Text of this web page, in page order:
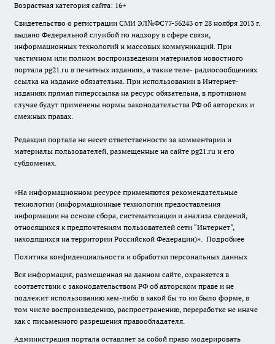
Возрастная категория сайта: 16+
Свидетельство о регистрации СМИ ЭЛ№ФС77-56243 от 28 ноября 2013 г.
выдано Федеральной службой по надзору в сфере связи,
информационных технологий и массовых коммуникаций. При
частичном или полном воспроизведении материалов новостного
портала pg21.ru в печатных изданиях, а также теле- радиосообщениях
ссылка на издание обязательна. При использовании в Интернет-
изданиях прямая гиперссылка на ресурс обязательна, в противном
случае будут применены нормы законодательства РФ об авторских и
смежных правах.
Редакция портала не несет ответственности за комментарии и
материалы пользователей, размещенные на сайте pg21.ru и его
субдоменах.
«На информационном ресурсе применяются рекомендательные
технологии (информационные технологии предоставления
информации на основе сбора, систематизации и анализа сведений,
относящихся к предпочтениям пользователей сети "Интернет",
находящихся на территории Российской Федерации)». Подробнее
Политика конфиденциальности и обработки персональных данных
Вся информация, размещенная на данном сайте, охраняется в
соответствии с законодательством РФ об авторском праве и не
подлежит использованию кем-либо в какой бы то ни было форме, в
том числе воспроизведению, распространению, переработке не иначе
как с письменного разрешения правообладателя.
Администрация портала оставляет за собой право модерировать